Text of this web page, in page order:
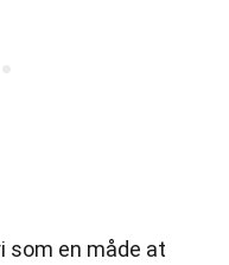
som en måde at